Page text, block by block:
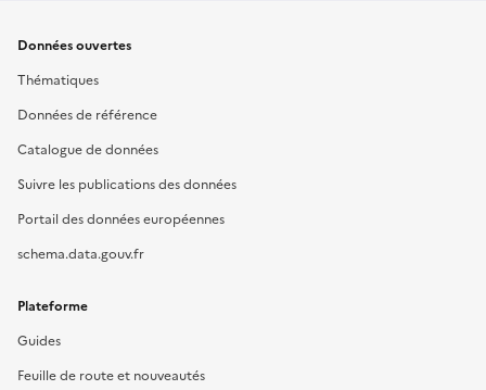
Données ouvertes
Thématiques
Données de référence
Catalogue de données
Suivre les publications des données
Portail des données européennes
schema.data.gouv.fr
Plateforme
Guides
Feuille de route et nouveautés